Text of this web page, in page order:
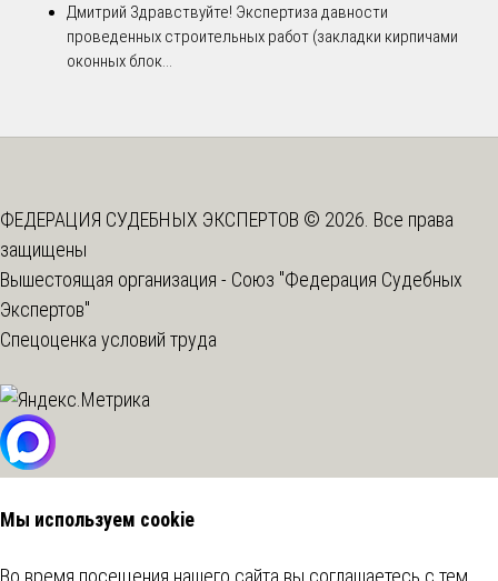
Дмитрий Здравствуйте! Экспертиза давности
проведенных строительных работ (закладки кирпичами
оконных блок...
ФЕДЕРАЦИЯ СУДЕБНЫХ ЭКСПЕРТОВ © 2026. Все права
защищены
Вышестоящая организация - Союз "Федерация Судебных
Экспертов"
Спецоценка условий труда
Мы используем cookie
Во время посещения нашего сайта вы соглашаетесь с тем,